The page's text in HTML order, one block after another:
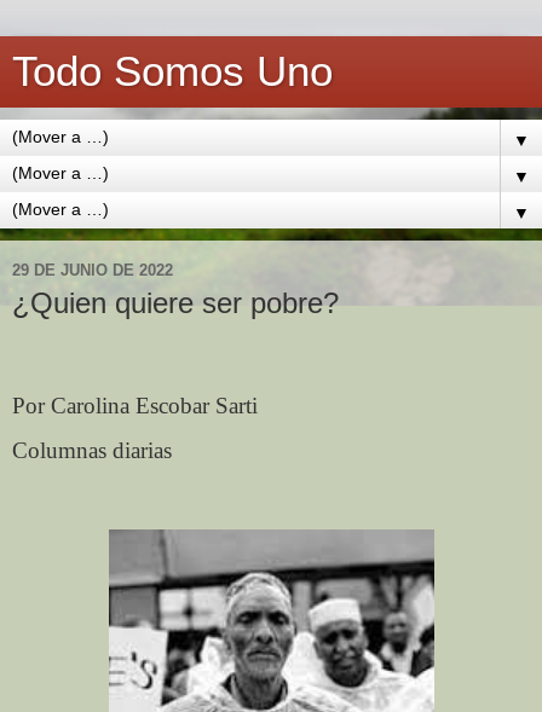
Todo Somos Uno
▼
▼
▼
29 DE JUNIO DE 2022
¿Quien quiere ser pobre?
Por Carolina Escobar Sarti
Columnas diarias